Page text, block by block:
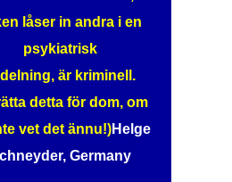
låser in andra i en
psykiatrisk
är kriminell.
detta för dom, om
vet det ännu!)Helge
Germany